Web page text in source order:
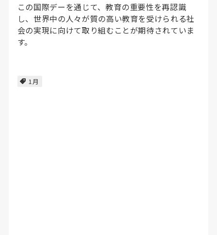
この国際デーを通じて、教育の重要性を再認識
し、世界中の人々が質の高い教育を受けられる社
会の実現に向けて取り組むことが期待されていま
す。
1月